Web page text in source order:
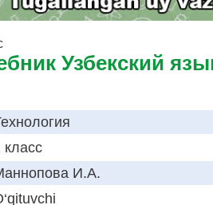
Узбекский
класс
И.А.